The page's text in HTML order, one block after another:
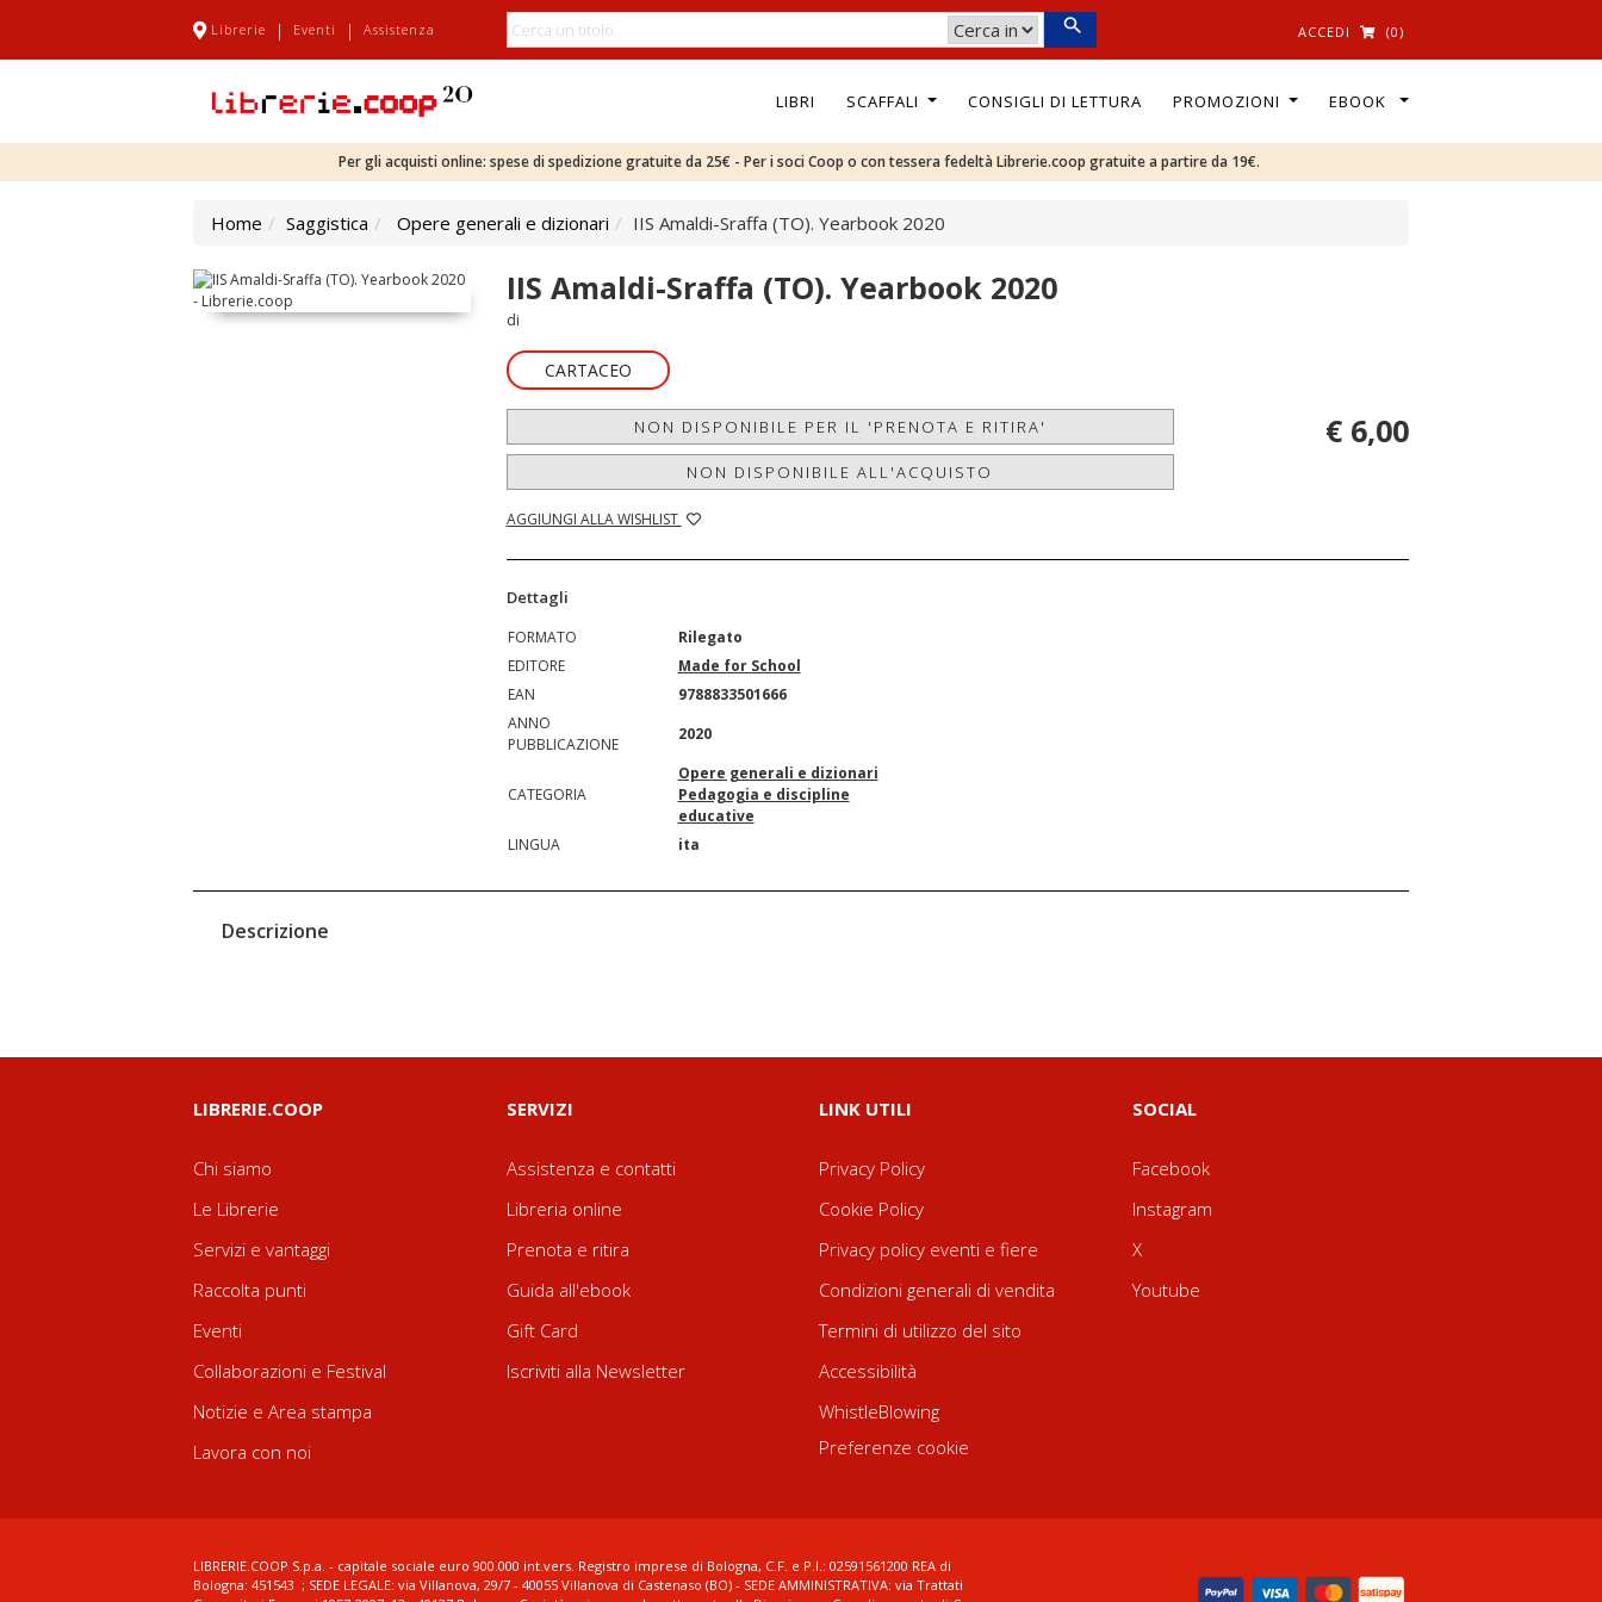
Librerie | Eventi | Assistenza ACCEDI (0)
LIBRI SCAFFALI CONSIGLI DI LETTURA PROMOZIONI EBOOK
Per gli acquisti online: spese di spedizione gratuite da 25€ - Per i soci Coop o con tessera fedeltà Librerie.coop gratuite a partire da 19€.
Home Saggistica Opere generali e dizionari IIS Amaldi-Sraffa (TO). Yearbook 2020
IIS Amaldi-Sraffa (TO). Yearbook 2020
di
CARTACEO
NON DISPONIBILE PER IL 'PRENOTA E RITIRA'
NON DISPONIBILE ALL'ACQUISTO
AGGIUNGI ALLA WISHLIST
€ 6,00
Dettagli
FORMATO
Rilegato
EDITORE
Made for School
EAN
9788833501666
ANNO
PUBBLICAZIONE
2020
CATEGORIA
Opere generali e dizionari
Pedagogia e discipline
educative
LINGUA
ita
Descrizione
LIBRERIE.COOP
Chi siamo
Le Librerie
Servizi e vantaggi
Raccolta punti
Eventi
Collaborazioni e Festival
Notizie e Area stampa
Lavora con noi
SERVIZI
Assistenza e contatti
Libreria online
Prenota e ritira
Guida all'ebook
Gift Card
Iscriviti alla Newsletter
LINK UTILI
Privacy Policy
Cookie Policy
Privacy policy eventi e fiere
Condizioni generali di vendita
Termini di utilizzo del sito
Accessibilità
WhistleBlowing
Preferenze cookie
SOCIAL
Facebook
Instagram
X
Youtube
LIBRERIE.COOP S.p.a. - capitale sociale euro 900.000 int.vers. Registro imprese di Bologna, C.F. e P.I.: 02591561200 REA di
Bologna: 451543 ; SEDE LEGALE: via Villanova, 29/7 - 40055 Villanova di Castenaso (BO) - SEDE AMMINISTRATIVA: via Trattati